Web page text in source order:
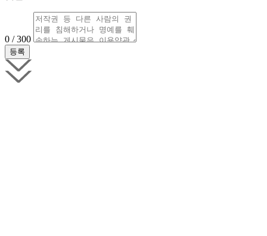
0 / 300